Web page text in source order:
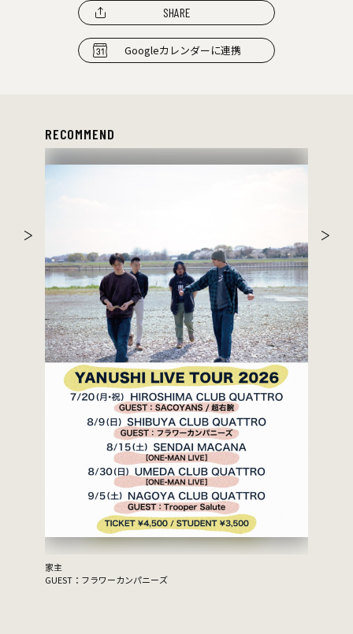
SHARE
Googleカレンダーに連携
RECOMMEND
家主
GUEST：フラワーカンパニーズ